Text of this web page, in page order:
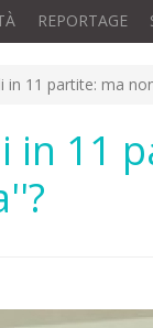
REPORTAGE
in 11 partite: ma
in 11